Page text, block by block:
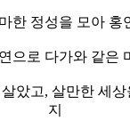
한 정성을 모아 홍
으로 다가와 같은
았고, 살만한 세
지